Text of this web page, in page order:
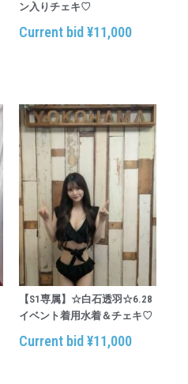
ン入りチェキ♡
Current bid¥11,000
【S1専属】☆白石透羽☆6.28
イベント着用水着＆チェキ♡
Current bid¥11,000